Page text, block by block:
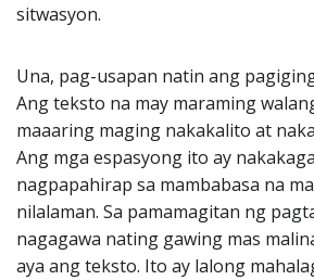
sitwasyon.
Una, pag-usapan natin ang
Ang teksto na may maraming
maaaring maging nakakalito at
Ang mga espasyong ito ay
nagpapahirap sa mambabasa na
nilalaman. Sa pamamagitan ng
nagagawa nating gawing mas
aya ang teksto. Ito ay lalong